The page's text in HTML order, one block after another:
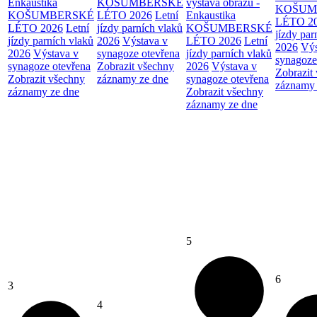
KOŠUMBERSKÉ
LÉTO 2026 Letní
jízdy parních vlaků
2026 Výstava v
synagoze otevřena
Zobrazit všechny
záznamy ze dne
LÉTO 2026 Letní
jízdy parních vlaků
2026 Výstava v
synagoze otevřena
Zobrazit všechny
záznamy ze dne
Enkaustika
KOŠUMBERSKÉ
LÉTO 2026 Letní
jízdy parních vlaků
2026 Výstava v
synagoze otevřena
Zobrazit všechny
záznamy ze dne
LÉTO
jízdy
2026
Zobrazit
3
4
5
6